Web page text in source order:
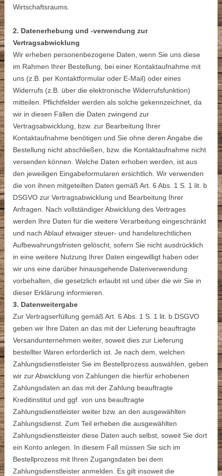
Wirtschaftsraums.
2. Datenerhebung und -verwendung zur
Vertragsabwicklung
Wir erheben personenbezogene Daten, wenn Sie uns diese
im Rahmen Ihrer Bestellung, bei einer Kontaktaufnahme mit
uns (z.B. per Kontaktformular oder E-Mail) oder eines
Widerrufs (z.B. über die elektronische Widerrufsfunktion)
mitteilen. Pflichtfelder werden als solche gekennzeichnet, da
wir in diesen Fällen die Daten zwingend zur
Vertragsabwicklung, bzw. zur Bearbeitung Ihrer
Kontaktaufnahme benötigen und Sie ohne deren Angabe die
Bestellung nicht abschließen, bzw. die Kontaktaufnahme nicht
versenden können. Welche Daten erhoben werden, ist aus
den jeweiligen Eingabeformularen ersichtlich. Wir verwenden
die von ihnen mitgeteilten Daten gemäß Art. 6 Abs. 1 S. 1 lit. b
DSGVO zur Vertragsabwicklung und Bearbeitung Ihrer
Anfragen. Nach vollständiger Abwicklung des Vertrages
werden Ihre Daten für die weitere Verarbeitung eingeschränkt
und nach Ablauf etwaiger steuer- und handelsrechtlichen
Aufbewahrungsfristen gelöscht, sofern Sie nicht ausdrücklich
in eine weitere Nutzung Ihrer Daten eingewilligt haben oder
wir uns eine darüber hinausgehende Datenverwendung
vorbehalten, die gesetzlich erlaubt ist und über die wir Sie in
dieser Erklärung informieren.
3. Datenweitergabe
Zur Vertragserfüllung gemäß Art. 6 Abs. 1 S. 1 lit. b DSGVO
geben wir Ihre Daten an das mit der Lieferung beauftragte
Versandunternehmen weiter, soweit dies zur Lieferung
bestellter Waren erforderlich ist. Je nach dem, welchen
Zahlungsdienstleister Sie im Bestellprozess auswählen, geben
wir zur Abwicklung von Zahlungen die hierfür erhobenen
Zahlungsdaten an das mit der Zahlung beauftragte
Kreditinstitut und ggf. von uns beauftragte
Zahlungsdienstleister weiter bzw. an den ausgewählten
Zahlungsdienst. Zum Teil erheben die ausgewählten
Zahlungsdienstleister diese Daten auch selbst, soweit Sie dort
ein Konto anlegen. In diesem Fall müssen Sie sich im
Bestellprozess mit Ihren Zugangsdaten bei dem
Zahlungsdienstleister anmelden. Es gilt insoweit die